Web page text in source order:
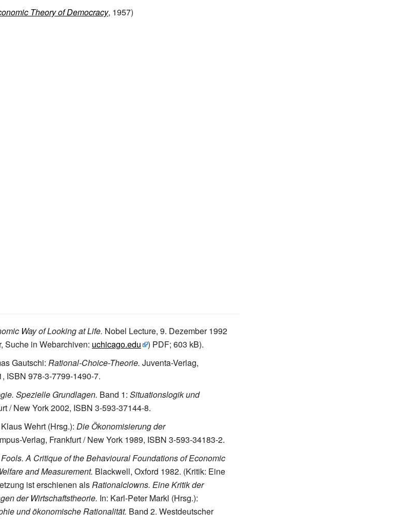
Theory of Democracy, 1957)
Way of Looking at Life. Nobel Lecture, 9. Dezember 1992
Suche in Webarchiven: uchicago.edu ) PDF; 603 kB).
Gautschi: Rational-Choice-Theorie. Juventa-Verlag,
ISBN 978-3-7799-1490-7.
Spezielle Grundlagen. Band 1: Situationslogik und
/ New York 2002, ISBN 3-593-37144-8.
Wehrt (Hrsg.): Die Ökonomisierung der
Verlag, Frankfurt / New York 1989, ISBN 3-593-34183-2.
A Critique of the Behavioural Foundations of Economic
and Measurement. Blackwell, Oxford 1982. (Kritik: Eine
ist erschienen alsRationalclowns. Eine Kritik der
der Wirtschaftstheorie. In: Karl-Peter Markl (Hrsg.):
und ökonomische Rationalität. Band 2. Westdeutscher